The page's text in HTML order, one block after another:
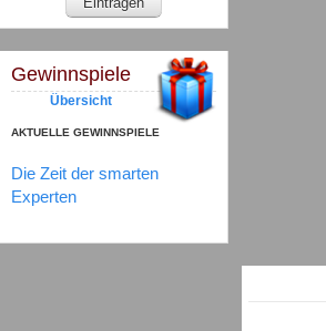
Gewinnspiele
Übersicht
AKTUELLE GEWINNSPIELE
Die Zeit der smarten
Experten